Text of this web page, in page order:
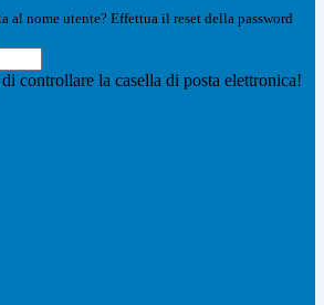
al nome utente? Effettua il reset della password
controllare la casella di posta elettronica!